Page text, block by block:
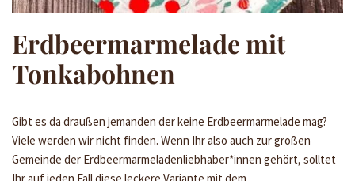
Erdbeermarmelade mit
Tonkabohnen
Gibt es da draußen jemanden der keine Erdbeermarmelade mag?
Viele werden wir nicht finden. Wenn Ihr also auch zur großen
Gemeinde der Erdbeermarmeladenliebhaber*innen gehört, solltet